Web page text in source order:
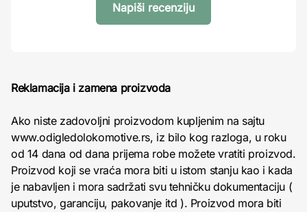
Napiši recenziju
Reklamacija i zamena proizvoda
Ako niste zadovoljni proizvodom kupljenim na sajtu
www.odigledolokomotive.rs, iz bilo kog razloga, u roku
od 14 dana od dana prijema robe možete vratiti proizvod.
Proizvod koji se vraća mora biti u istom stanju kao i kada
je nabavljen i mora sadržati svu tehničku dokumentaciju (
uputstvo, garanciju, pakovanje itd ). Proizvod mora biti